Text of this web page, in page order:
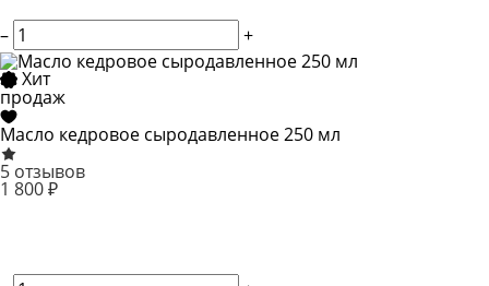
–
+
Хит
продаж
Масло кедровое сыродавленное 250 мл
5 отзывов
1 800 ₽